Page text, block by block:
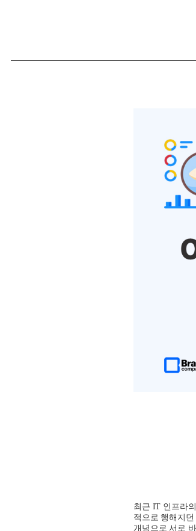
최근 IT 인프라
적으로 행해지
개념으로 서로